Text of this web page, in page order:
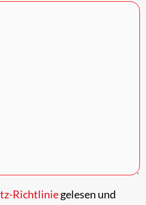
Richtliniegelesen und